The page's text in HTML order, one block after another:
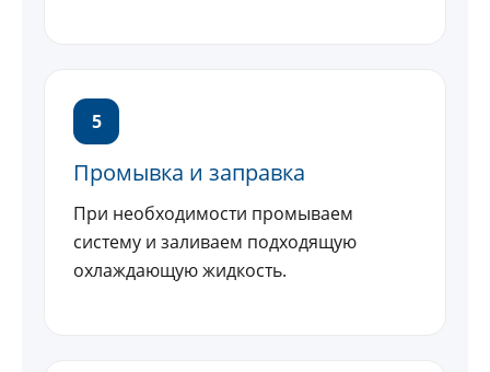
5
Промывка и заправка
При необходимости промываем
систему и заливаем подходящую
охлаждающую жидкость.